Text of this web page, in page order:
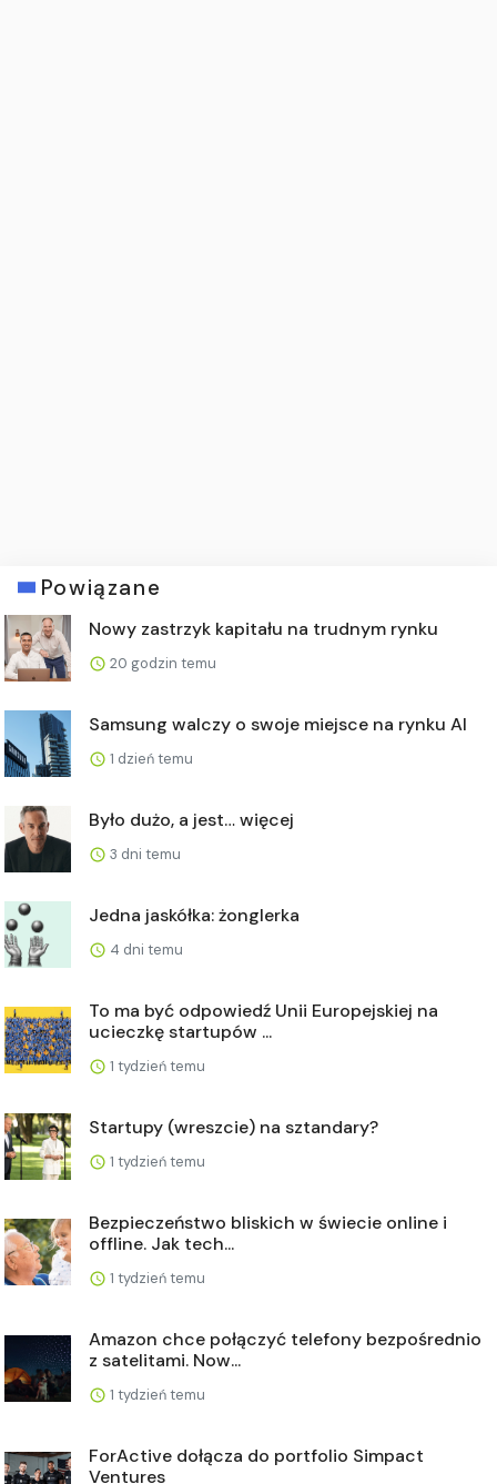
Powiązane
Nowy zastrzyk kapitału na trudnym rynku
20 godzin temu
Samsung walczy o swoje miejsce na rynku AI
1 dzień temu
Było dużo, a jest… więcej
3 dni temu
Jedna jaskółka: żonglerka
4 dni temu
To ma być odpowiedź Unii Europejskiej na
ucieczkę startupów ...
1 tydzień temu
Startupy (wreszcie) na sztandary?
1 tydzień temu
Bezpieczeństwo bliskich w świecie online i
offline. Jak tech...
1 tydzień temu
Amazon chce połączyć telefony bezpośrednio
z satelitami. Now...
1 tydzień temu
ForActive dołącza do portfolio Simpact
Ventures